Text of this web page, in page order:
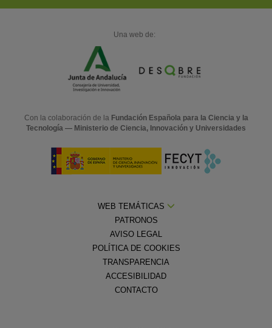
Una web de:
Con la colaboración de la Fundación Española para la Ciencia y la
Tecnología — Ministerio de Ciencia, Innovación y Universidades
WEB TEMÁTICAS
PATRONOS
AVISO LEGAL
POLÍTICA DE COOKIES
TRANSPARENCIA
ACCESIBILIDAD
CONTACTO